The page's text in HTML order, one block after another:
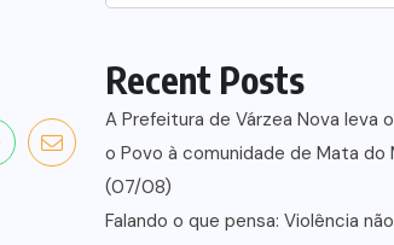
Recent Posts
A Prefeitura de Várzea Nova leva
o Povo à comunidade de Mata
(07/08)
Falando o que pensa: Violência